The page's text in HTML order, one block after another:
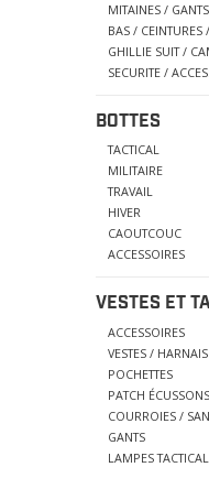
MITAINES / GANTS
BAS / CEINTURES
GHILLIE SUIT /
SECURITE /
BOTTES
TACTICAL
MILITAIRE
TRAVAIL
HIVER
CAOUTCOUC
ACCESSOIRES
VESTES ET
ACCESSOIRES
VESTES / HARNAIS
POCHETTES
PATCH ÉCUSSONS
COURROIES /
GANTS
LAMPES TACTICAL